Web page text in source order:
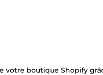
votre boutique Shopify